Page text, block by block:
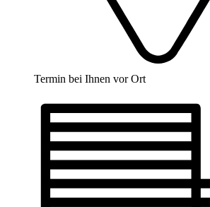
Termin bei Ihnen vor Ort